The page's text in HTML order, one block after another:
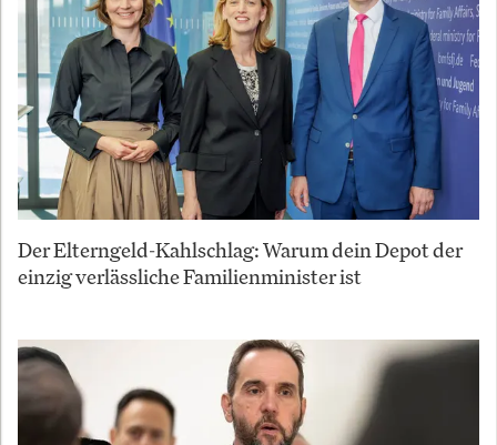
Der Elterngeld-Kahlschlag: Warum dein Depot der
einzig verlässliche Familienminister ist